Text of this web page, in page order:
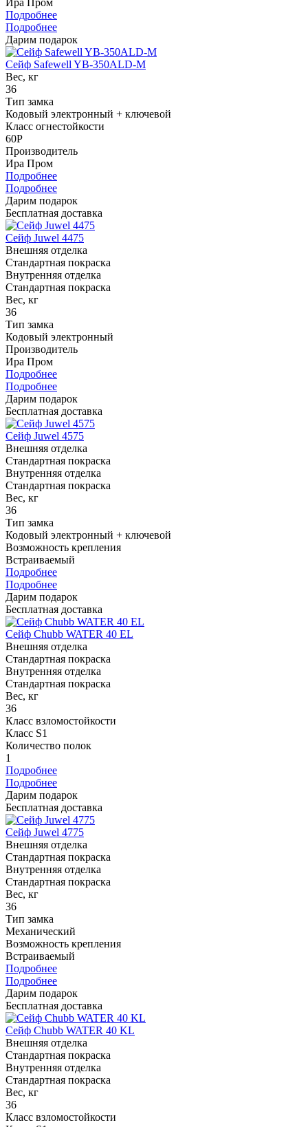
Подробнее
Подробнее
Дарим подарок
Сейф Safewell YB-350ALD-M
Вес, кг
36
Тип замка
Кодовый электронный + ключевой
Класс огнестойкости
60P
Производитель
Ира Пром
Подробнее
Подробнее
Дарим подарок
Бесплатная доставка
Сейф Juwel 4475
Внешняя отделка
Стандартная покраска
Внутренняя отделка
Стандартная покраска
Вес, кг
36
Тип замка
Кодовый электронный
Производитель
Ира Пром
Подробнее
Подробнее
Дарим подарок
Бесплатная доставка
Сейф Juwel 4575
Внешняя отделка
Стандартная покраска
Внутренняя отделка
Стандартная покраска
Вес, кг
36
Тип замка
Кодовый электронный + ключевой
Возможность крепления
Встраиваемый
Подробнее
Подробнее
Дарим подарок
Бесплатная доставка
Сейф Chubb WATER 40 EL
Внешняя отделка
Стандартная покраска
Внутренняя отделка
Стандартная покраска
Вес, кг
36
Класс взломостойкости
Класс S1
Количество полок
1
Подробнее
Подробнее
Дарим подарок
Бесплатная доставка
Сейф Juwel 4775
Внешняя отделка
Стандартная покраска
Внутренняя отделка
Стандартная покраска
Вес, кг
36
Тип замка
Механический
Возможность крепления
Встраиваемый
Подробнее
Подробнее
Дарим подарок
Бесплатная доставка
Сейф Chubb WATER 40 KL
Внешняя отделка
Стандартная покраска
Внутренняя отделка
Стандартная покраска
Вес, кг
36
Класс взломостойкости